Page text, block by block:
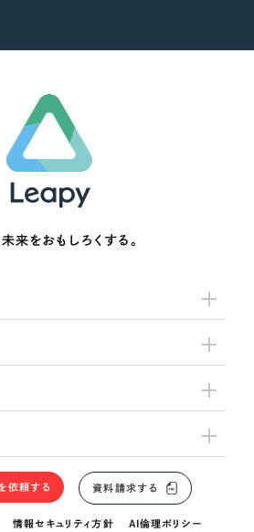
来をおもしろくする。
依頼する 資料請求する
情報セキュリティ方針 AI倫理ポリシー